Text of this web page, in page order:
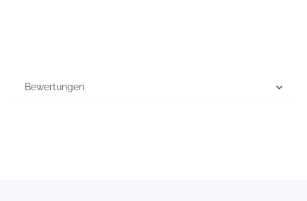
Bewertungen